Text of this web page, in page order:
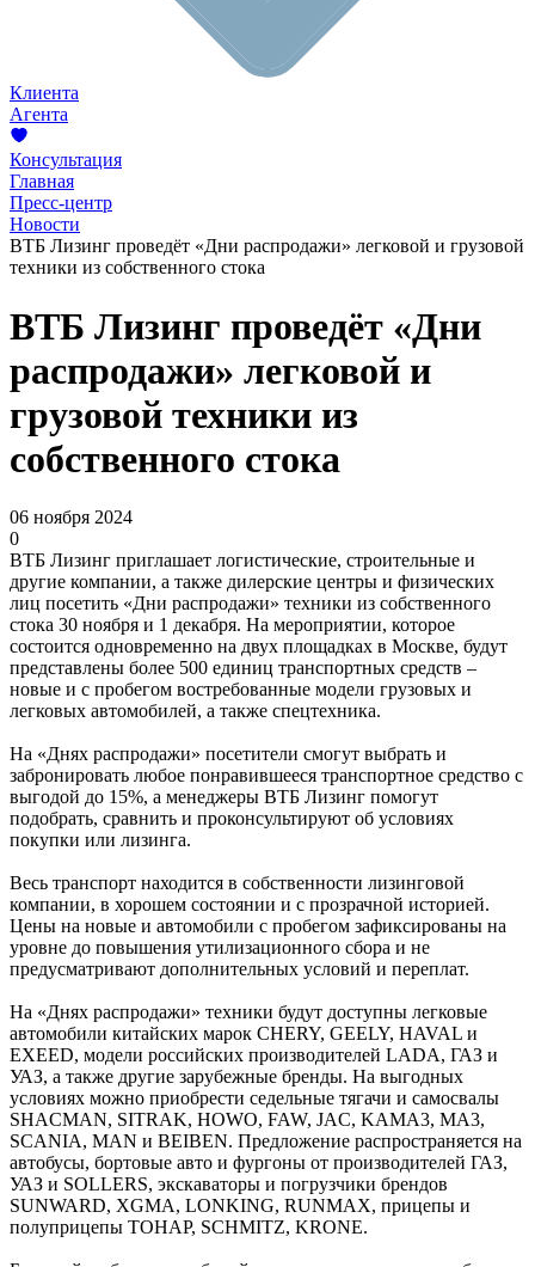
Клиента
Агента
Консультация
Главная
Пресс-центр
Новости
ВТБ Лизинг проведёт «Дни распродажи» легковой и грузовой
техники из собственного стока
ВТБ Лизинг проведёт «Дни
распродажи» легковой и
грузовой техники из
собственного стока
06 ноября 2024
0
ВТБ Лизинг приглашает логистические, строительные и
другие компании, а также дилерские центры и физических
лиц посетить «Дни распродажи» техники из собственного
стока 30 ноября и 1 декабря. На мероприятии, которое
состоится одновременно на двух площадках в Москве, будут
представлены более 500 единиц транспортных средств –
новые и с пробегом востребованные модели грузовых и
легковых автомобилей, а также спецтехника.
На «Днях распродажи» посетители смогут выбрать и
забронировать любое понравившееся транспортное средство с
выгодой до 15%, а менеджеры ВТБ Лизинг помогут
подобрать, сравнить и проконсультируют об условиях
покупки или лизинга.
Весь транспорт находится в собственности лизинговой
компании, в хорошем состоянии и с прозрачной историей.
Цены на новые и автомобили с пробегом зафиксированы на
уровне до повышения утилизационного сбора и не
предусматривают дополнительных условий и переплат.
На «Днях распродажи» техники будут доступны легковые
автомобили китайских марок CHERY, GEELY, HAVAL и
EXEED, модели российских производителей LADA, ГАЗ и
УАЗ, а также другие зарубежные бренды. На выгодных
условиях можно приобрести седельные тягачи и самосвалы
SHACMAN, SITRAK, HOWO, FAW, JAC, KAMA3, MA3,
SCANIA, MAN и BEIBEN. Предложение распространяется на
автобусы, бортовые авто и фургоны от производителей ГАЗ,
УАЗ и SOLLERS, экскаваторы и погрузчики брендов
SUNWARD, XGMA, LONKING, RUNMAX, прицепы и
полуприцепы TOHAP, SCHMITZ, KRONE.